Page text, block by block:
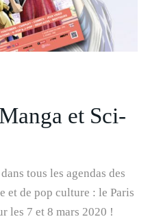
et Sci-
tous les agendas des
et de pop culture : le Paris
les 7 et 8 mars 2020 !